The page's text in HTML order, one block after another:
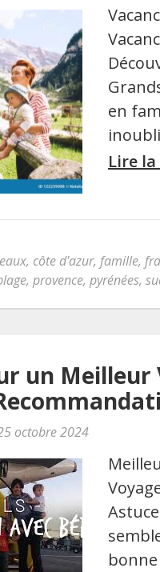
en
Lire
, côte d'azur, famille,
, provence, pyrénées,
un Meilleur
octobre 2024